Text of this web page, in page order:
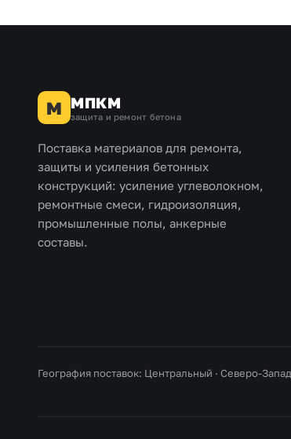
М МПКМ
защита и ремонт бетона
Поставка материалов для ремонта,
защиты и усиления бетонных
конструкций: усиление углеволокном,
ремонтные смеси, гидроизоляция,
промышленные полы, анкерные
составы.
География поставок: Центральный · Северо-